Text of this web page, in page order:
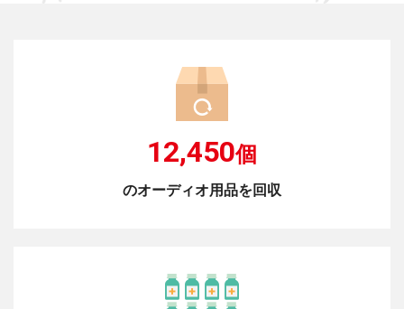
12,450個
のオーディオ用品を回収